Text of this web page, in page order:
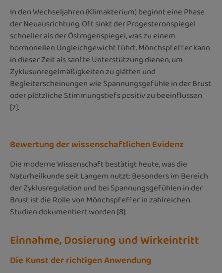
In den Wechseljahren (Klimakterium) beginnt eine Phase
der Neuausrichtung. Oft sinkt der Progesteronspiegel
schneller als der Östrogenspiegel, was zu einem
hormonellen Ungleichgewicht führt. Mönchspfeffer kann
in dieser Zeit als sanfte Unterstützung dienen, um
Zyklusunregelmäßigkeiten zu glätten und
Begleiterscheinungen wie Spannungsgefühle in der Brust
oder plötzliche Stimmungstiefs positiv zu beeinflussen
[7].
Bewertung der wissenschaftlichen Evidenz
Die moderne Wissenschaft bestätigt heute, was die
Naturheilkunde seit Langem nutzt: Besonders im Bereich
der Zyklusregulation und bei Spannungsgefühlen in der
Brust ist die Rolle von Mönchspfeffer in zahlreichen
Studien dokumentiert worden [8].
Einnahme, Dosierung und Wirkeintritt
Die Kunst der richtigen Anwendung